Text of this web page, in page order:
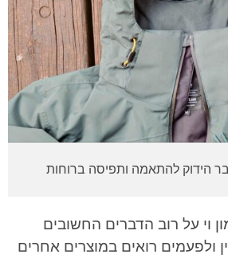
הידוק להתאמה ותפיסה ברוחות
וי על רוב הדברים החשובים
ולפעמים רואים במוצרים אחרים